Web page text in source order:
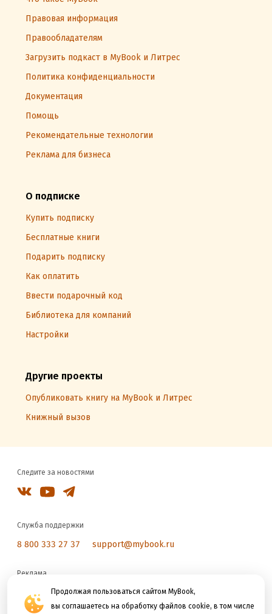
Продолжая пользоваться сайтом MyBook,
вы соглашаетесь на обработку файлов cookie, в том числе
Правовая информация
Правообладателям
Загрузить подкаст в MyBook и Литрес
Политика конфиденциальности
Документация
Помощь
Рекомендательные технологии
Реклама для бизнеса
О подписке
Купить подписку
Бесплатные книги
Подарить подписку
Как оплатить
Ввести подарочный код
Библиотека для компаний
Настройки
Другие проекты
Опубликовать книгу на MyBook и Литрес
Книжный вызов
Следите за новостями
Служба поддержки
8 800 333 27 37 support@mybook.ru
Реклама
reklama@litres.ru